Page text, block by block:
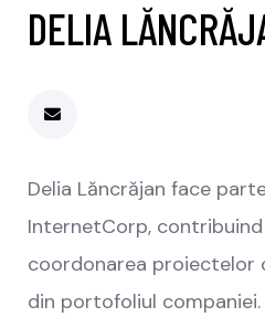
DELIA
Delia Lăncrăjan face
InternetCorp,
coordonarea proiectelor
din portofoliul